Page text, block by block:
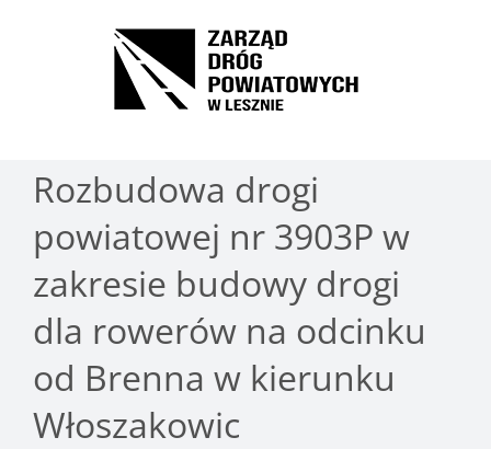
Open toolbar
Rozbudowa drogi
powiatowej nr 3903P w
zakresie budowy drogi
dla rowerów na odcinku
od Brenna w kierunku
Włoszakowic